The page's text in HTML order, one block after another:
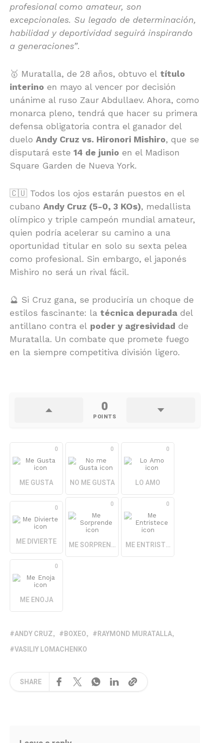
profesional como amateur, son
excepcionales. Su legado de determinación,
habilidad y deportividad seguirá inspirando
a generaciones”.
🥇 Muratalla, de 28 años, obtuvo el título
interino en mayo al vencer por decisión
unánime al ruso Zaur Abdullaev. Ahora, como
monarca pleno, tendrá que hacer su primera
defensa obligatoria contra el ganador del
duelo Andy Cruz vs. Hironori Mishiro, que se
disputará este 14 de junio en el Madison
Square Garden de Nueva York.
🇨🇺 Todos los ojos estarán puestos en el
cubano Andy Cruz (5-0, 3 KOs), medallista
olímpico y triple campeón mundial amateur,
quien podría acelerar su camino a una
oportunidad titular en solo su sexta pelea
como profesional. Sin embargo, el japonés
Mishiro no será un rival fácil.
🔮 Si Cruz gana, se produciría un choque de
estilos fascinante: la técnica depurada del
antillano contra el poder y agresividad de
Muratalla. Un combate que promete fuego
en la siempre competitiva división ligero.
0
POINTS
0
ME GUSTA
0
NO ME GUSTA
0
LO AMO
0
ME DIVIERTE
0
ME SORPRENDE
0
ME ENTRISTECE
0
ME ENOJA
ANDY CRUZ BOXEO
RAYMOND MURATALLA
VASILIY LOMACHENKO
SHARE